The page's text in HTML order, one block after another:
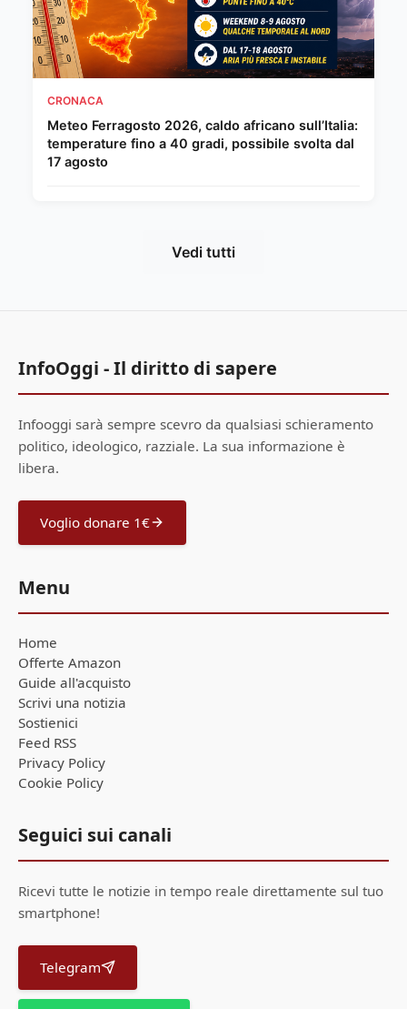
CRONACA
Meteo Ferragosto 2026, caldo africano sull’Italia:
temperature fino a 40 gradi, possibile svolta dal
17 agosto
Vedi tutti
InfoOggi - Il diritto di sapere
Infooggi sarà sempre scevro da qualsiasi schieramento
politico, ideologico, razziale. La sua informazione è
libera.
Voglio donare 1€
Menu
Home
Offerte Amazon
Guide all'acquisto
Scrivi una notizia
Sostienici
Feed RSS
Privacy Policy
Cookie Policy
Seguici sui canali
Ricevi tutte le notizie in tempo reale direttamente sul tuo
smartphone!
Telegram